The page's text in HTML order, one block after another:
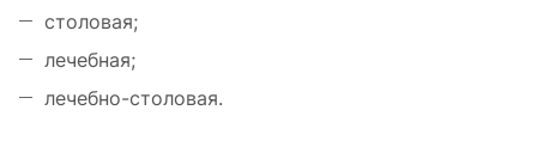
столовая;
лечебная;
лечебно-столовая.